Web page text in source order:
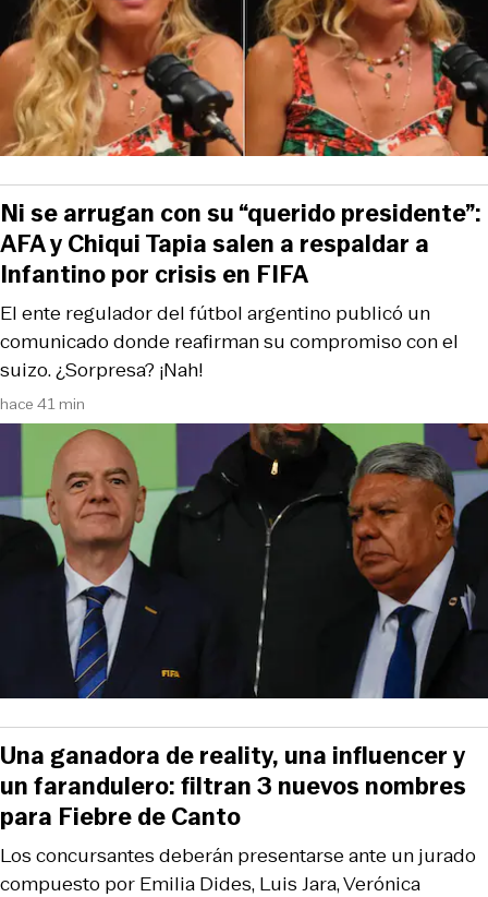
hace 41 min
El ente regulador del fútbol argentino publicó un
comunicado donde reafirman su compromiso con el
suizo. ¿Sorpresa? ¡Nah!
Ni se arrugan con su “querido presidente”:
AFA y Chiqui Tapia salen a respaldar a
Infantino por crisis en FIFA
Los concursantes deberán presentarse ante un jurado
compuesto por Emilia Dides, Luis Jara, Verónica
Una ganadora de reality, una influencer y
un farandulero: filtran 3 nuevos nombres
para Fiebre de Canto